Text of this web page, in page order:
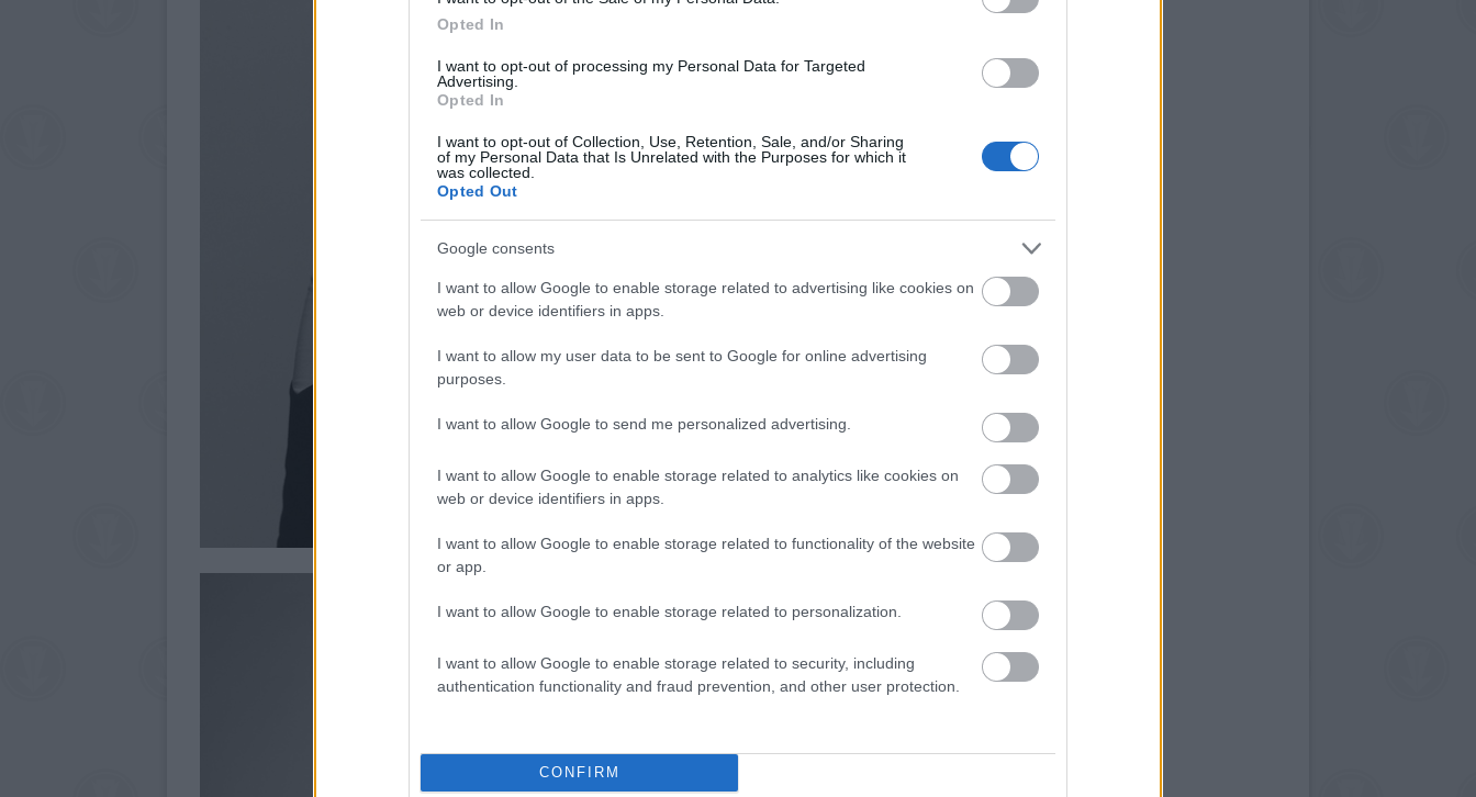
Opted In
I want to opt-out of processing my Personal Data for Targeted
Advertising.
Opted In
I want to opt-out of Collection, Use, Retention, Sale, and/or Sharing
of my Personal Data that Is Unrelated with the Purposes for which it
was collected.
Opted Out
Google consents
I want to allow Google to enable storage related to advertising like cookies on
web or device identifiers in apps.
I want to allow my user data to be sent to Google for online advertising
purposes.
I want to allow Google to send me personalized advertising.
I want to allow Google to enable storage related to analytics like cookies on
web or device identifiers in apps.
I want to allow Google to enable storage related to functionality of the website
or app.
I want to allow Google to enable storage related to personalization.
I want to allow Google to enable storage related to security, including
authentication functionality and fraud prevention, and other user protection.
CONFIRM